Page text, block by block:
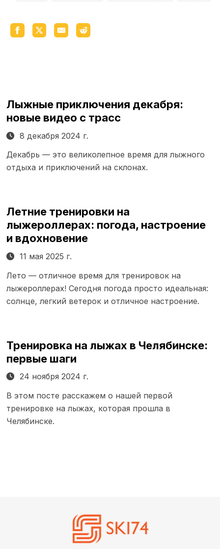
Лыжные приключения декабря:
новые видео с трасс
8 декабря 2024 г.
Декабрь — это великолепное время для лыжного
отдыха и приключений на склонах.
Летние тренировки на
лыжероллерах: погода, настроение
и вдохновение
11 мая 2025 г.
Лето — отличное время для тренировок на
лыжероллерах! Сегодня погода просто идеальная:
солнце, легкий ветерок и отличное настроение.
Тренировка на лыжах в Челябинске:
первые шаги
24 ноября 2024 г.
В этом посте расскажем о нашей первой
тренировке на лыжах, которая прошла в
Челябинске.